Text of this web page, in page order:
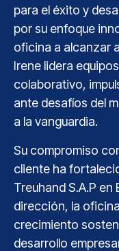
para el éxito y
por su enfoque
oficina a alcanzar
Irene lidera
colaborativo,
ante desafíos del
a la vanguardia.
Su compromiso
cliente ha
Treuhand S.A.P
dirección, la
crecimiento
desarrollo